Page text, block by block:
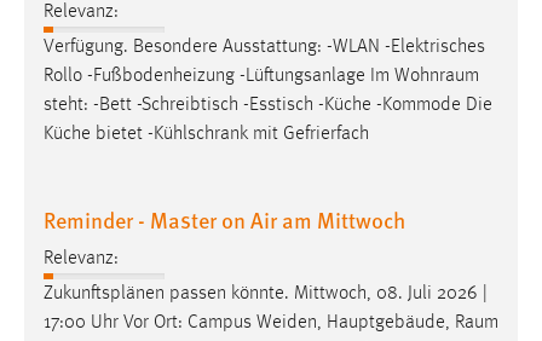
Relevanz:
Verfügung. Besondere Ausstattung: -WLAN -Elektrisches
Rollo -Fußbodenheizung -Lüftungsanlage Im Wohnraum
steht: -Bett -Schreibtisch -Esstisch -Küche -Kommode Die
Küche bietet -Kühlschrank mit Gefrierfach
Reminder - Master on Air am Mittwoch
Relevanz:
Zukunftsplänen passen könnte. Mittwoch, 08. Juli 2026 |
17:00 Uhr Vor Ort: Campus Weiden, Hauptgebäude, Raum
Zugriffsstatistik
Cookie Laufzeit:
Max. 13 Monate
Marketing Cookies werden von Drittanbietern
Sie tun dies, indem sie Besucher über Websites
hinweg verfolgen.